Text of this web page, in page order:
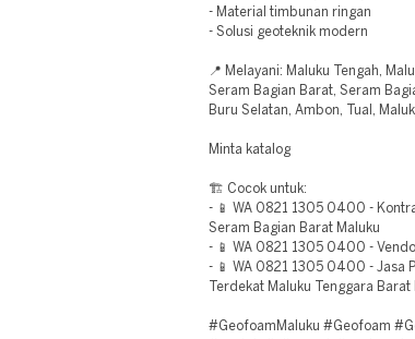
- Material timbunan ringan
- Solusi geoteknik modern
📍 Melayani: Maluku Tengah,
Seram Bagian Barat, Seram
Buru Selatan, Ambon, Tual,
Minta katalog
🏗️ Cocok untuk:
- 📱 WA 0821 1305 0400 -
Seram Bagian Barat Maluku
- 📱 WA 0821 1305 0400 -
- 📱 WA 0821 1305 0400 - Jasa
Terdekat Maluku Tenggara Barat
#GeofoamMaluku #Geofoam